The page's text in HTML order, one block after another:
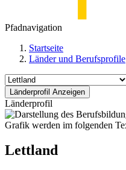
Pfadnavigation
Startseite
Länder und Berufsprofile
Länderprofil
Lettland